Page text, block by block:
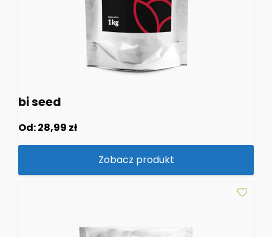
bi seed
Od:28,99 zł
Zobacz produkt